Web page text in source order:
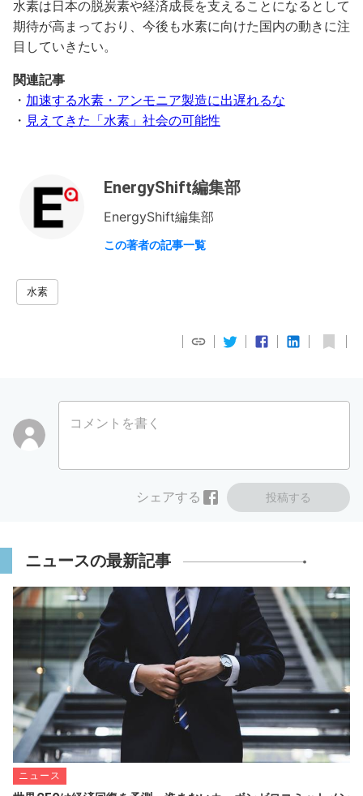
水素は日本の脱炭素や経済成長を支えることになるとして
期待が高まっており、今後も水素に向けた国内の動きに注
目していきたい。
関連記事
・ 加速する水素・アンモニア製造に出遅れるな
・ 見えてきた「水素」社会の可能性
EnergyShift編集部
EnergyShift編集部
この著者の記事一覧
水素
コメントを書く
投稿する
シェアする
ニュースの最新記事
ニュース